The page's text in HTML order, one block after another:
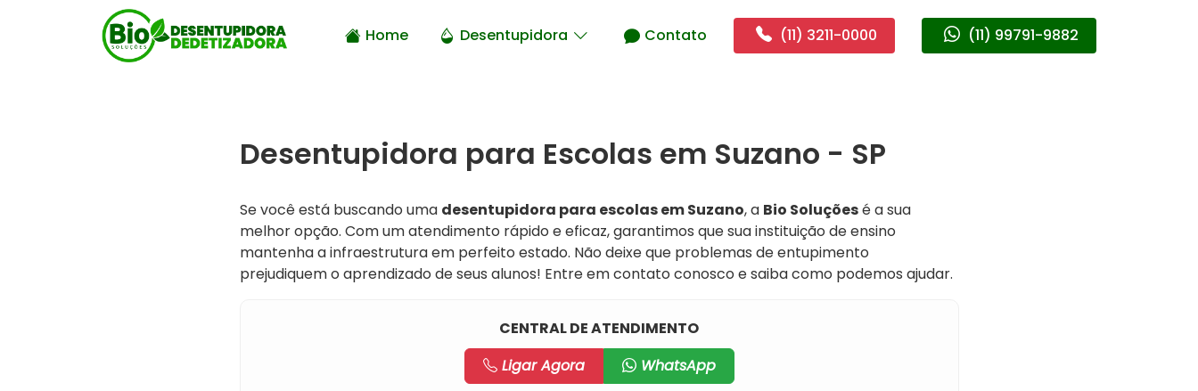
Home Desentupidora Contato (11) 3211-0000 (11) 99791-9882
Desentupidora para Escolas em Suzano - SP
Se você está buscando uma desentupidora para escolas em Suzano, a Bio Soluçõesé a sua
melhor opção. Com um atendimento rápido e eficaz, garantimos que sua instituição de ensino
mantenha a infraestrutura em perfeito estado. Não deixe que problemas de entupimento
prejudiquem o aprendizado de seus alunos! Entre em contato conosco e saiba como podemos ajudar.
CENTRAL DE ATENDIMENTO
Ligar Agora
WhatsApp